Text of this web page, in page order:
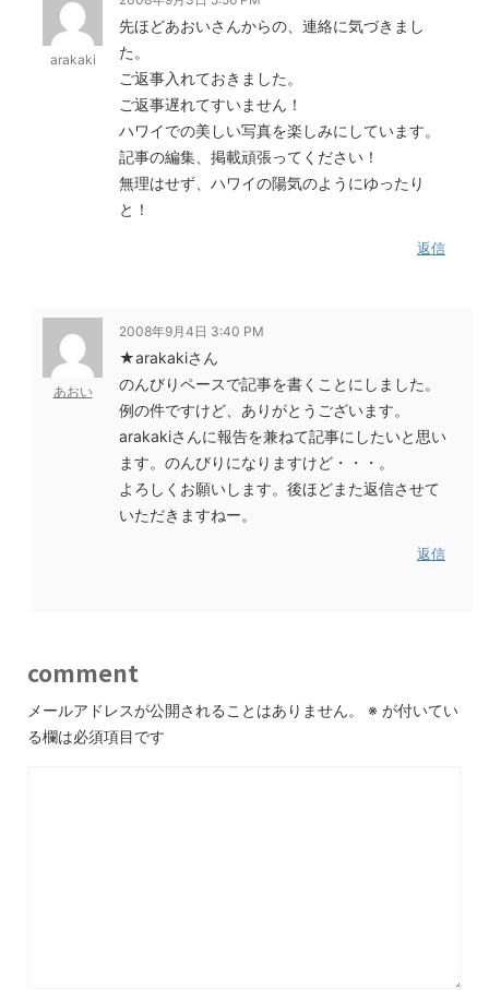
arakaki
先ほどあおいさんからの、連絡に気づきまし
た。
ご返事入れておきました。
ご返事遅れてすいません！
ハワイでの美しい写真を楽しみにしています。
記事の編集、掲載頑張ってください！
無理はせず、ハワイの陽気のようにゆったり
と！
返信
あおい
2008年9月4日 3:40 PM
★arakakiさん
のんびりペースで記事を書くことにしました。
例の件ですけど、ありがとうございます。
arakakiさんに報告を兼ねて記事にしたいと思い
ます。のんびりになりますけど・・・。
よろしくお願いします。後ほどまた返信させて
いただきますねー。
返信
comment
メールアドレスが公開されることはありません。 ※ が付いてい
る欄は必須項目です